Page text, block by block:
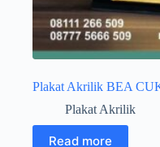
Plakat Akrilik BEA
Plakat Akrilik
Read more